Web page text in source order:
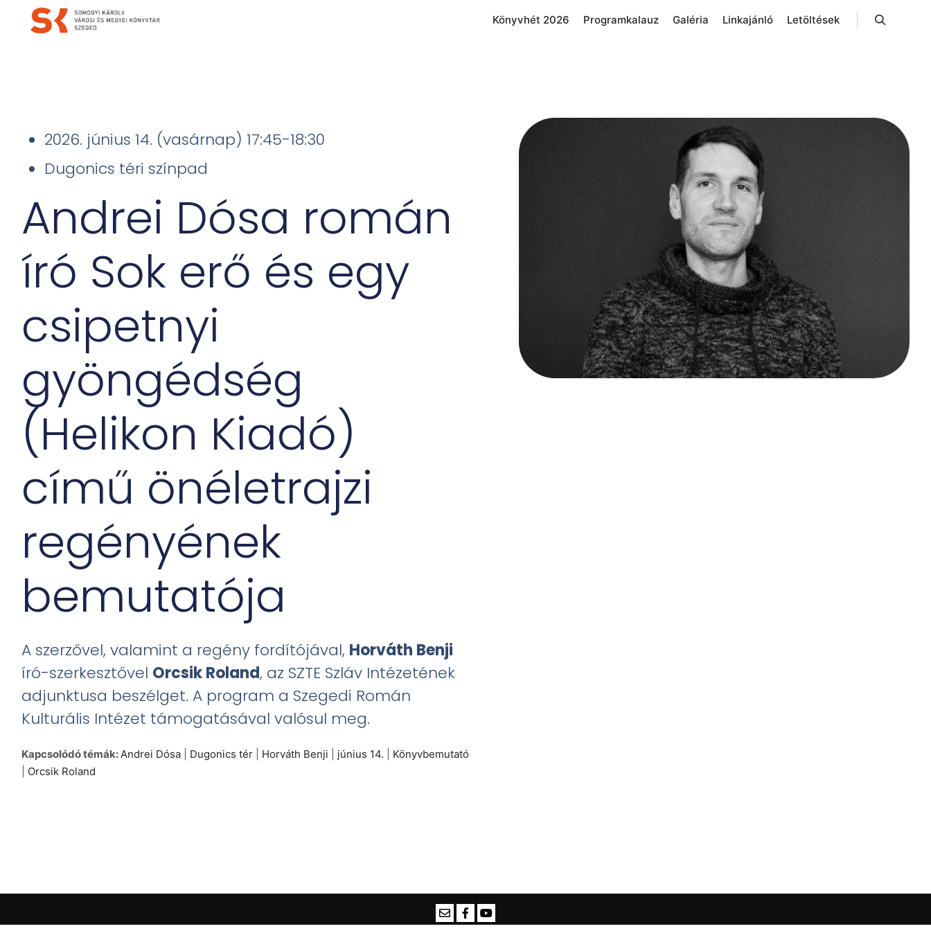
Könyvhét 2026 Programkalauz Galéria Linkajánló Letöltések
2026. június 14. (vasárnap) 17:45-18:30
Dugonics téri színpad
Andrei Dósa román
író Sok erő és egy
csipetnyi
gyöngédség
(Helikon Kiadó)
című önéletrajzi
regényének
bemutatója
A szerzővel, valamint a regény fordítójával, Horváth Benji
író-szerkesztővel Orcsik Roland, az SZTE Szláv Intézetének
adjunktusa beszélget. A program a Szegedi Román
Kulturális Intézet támogatásával valósul meg.
Kapcsolódó témák: Andrei Dósa Dugonics tér Horváth Benji június 14.
Könyvbemutató
Orcsik Roland